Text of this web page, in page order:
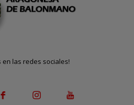
en las redes sociales!